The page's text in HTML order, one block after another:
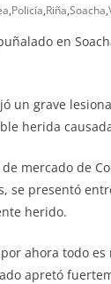
,Policía,Riña,Soacha,
en
un grave
herida
mercado de
se presentó
herido.
ahora todo
apretó